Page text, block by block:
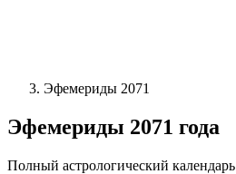
Эфемериды 2071
Эфемериды 2071 года
Полный астрологический календарь